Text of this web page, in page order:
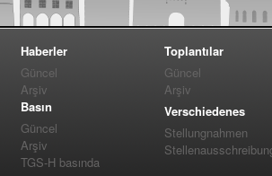
Haberler
Güncel
Arşiv
Basın
Güncel
Arşiv
TGS-H basında
Toplantılar
Güncel
Arşiv
Verschiedenes
Stellungnahmen